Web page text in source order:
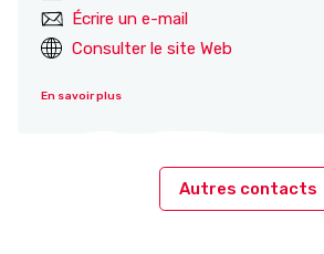
Écrire un e-mail
Consulter le site Web
En savoir plus
Autres contacts